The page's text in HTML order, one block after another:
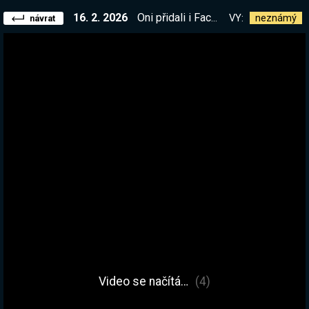
návrat 16. 2. 2026 Oni přidali i Factorio? Doháníme updaty, nový start. Projekt Kámoš na konci streamu | !kamos VY: neznámý
Video se načítá… (4)